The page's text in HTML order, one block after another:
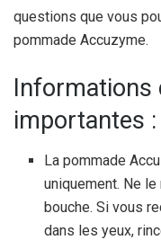
questions que vous
pommade Accuzyme.
Informations
importantes :
La pommade
uniquement. Ne
bouche. Si vous
dans les yeux,